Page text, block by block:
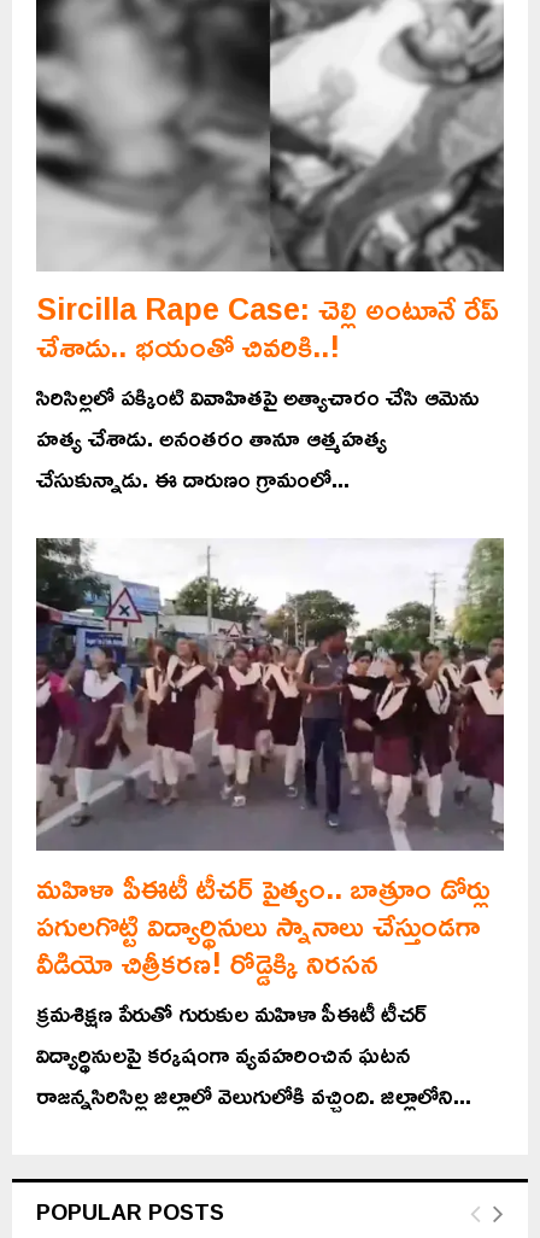
Sircilla Rape Case: చెల్లి అంటూనే రేప్
చేశాడు.. భయంతో చివరికి..!
సిరిసిల్లలో పక్కింటి వివాహితపై అత్యాచారం చేసి ఆమెను
హత్య చేశాడు. అనంతరం తానూ ఆత్మహత్య
చేసుకున్నాడు. ఈ దారుణం గ్రామంలో...
మహిళా పీఈటీ టీచర్ పైత్యం.. బాత్రూం డోర్లు
పగులగొట్టి విద్యార్థినులు స్నానాలు చేస్తుండగా
వీడియో చిత్రీకరణ! రోడ్డెక్కి నిరసన
క్రమశిక్షణ పేరుతో గురుకుల మహిళా పీఈటీ టీచర్‌
విద్యార్థినులపై కర్కషంగా వ్యవహరించిన ఘటన
రాజన్నసిరిసిల్ల జిల్లాలో వెలుగులోకి వచ్చింది. జిల్లాలోని...
POPULAR POSTS